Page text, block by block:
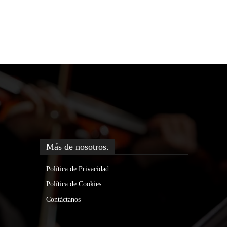
Más de nosotros.
Política de Privacidad
Política de Cookies
Contáctanos